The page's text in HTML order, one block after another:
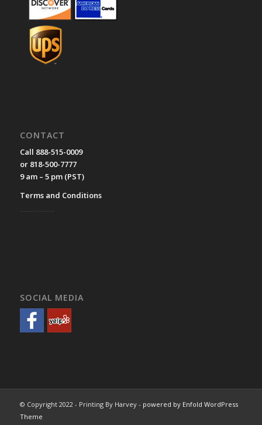
CONTACT
Call 888-515-0009
or 818-500-7777
9 am – 5 pm (PST)
Terms and Conditions
SOCIAL MEDIA
© Copyright 2022 - Printing By Harvey - powered by Enfold WordPress
Theme